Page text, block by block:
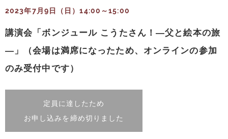
2023年7月9日（日）14:00～15:00
講演会「ボンジュール こうたさん！―父と絵本の旅
―」（会場は満席になったため、オンラインの参加
のみ受付中です）
定員に達したため
お申し込みを締め切りました